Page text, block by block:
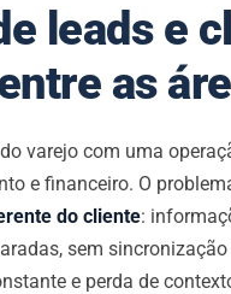
leads e
as
varejo com uma
e financeiro. O
do cliente:
sem sincronização
e perda de